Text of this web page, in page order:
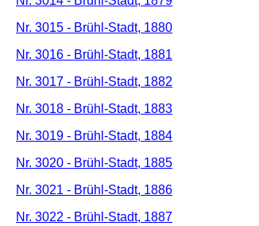
Nr. 3015 - Brühl-Stadt, 1880
Nr. 3016 - Brühl-Stadt, 1881
Nr. 3017 - Brühl-Stadt, 1882
Nr. 3018 - Brühl-Stadt, 1883
Nr. 3019 - Brühl-Stadt, 1884
Nr. 3020 - Brühl-Stadt, 1885
Nr. 3021 - Brühl-Stadt, 1886
Nr. 3022 - Brühl-Stadt, 1887